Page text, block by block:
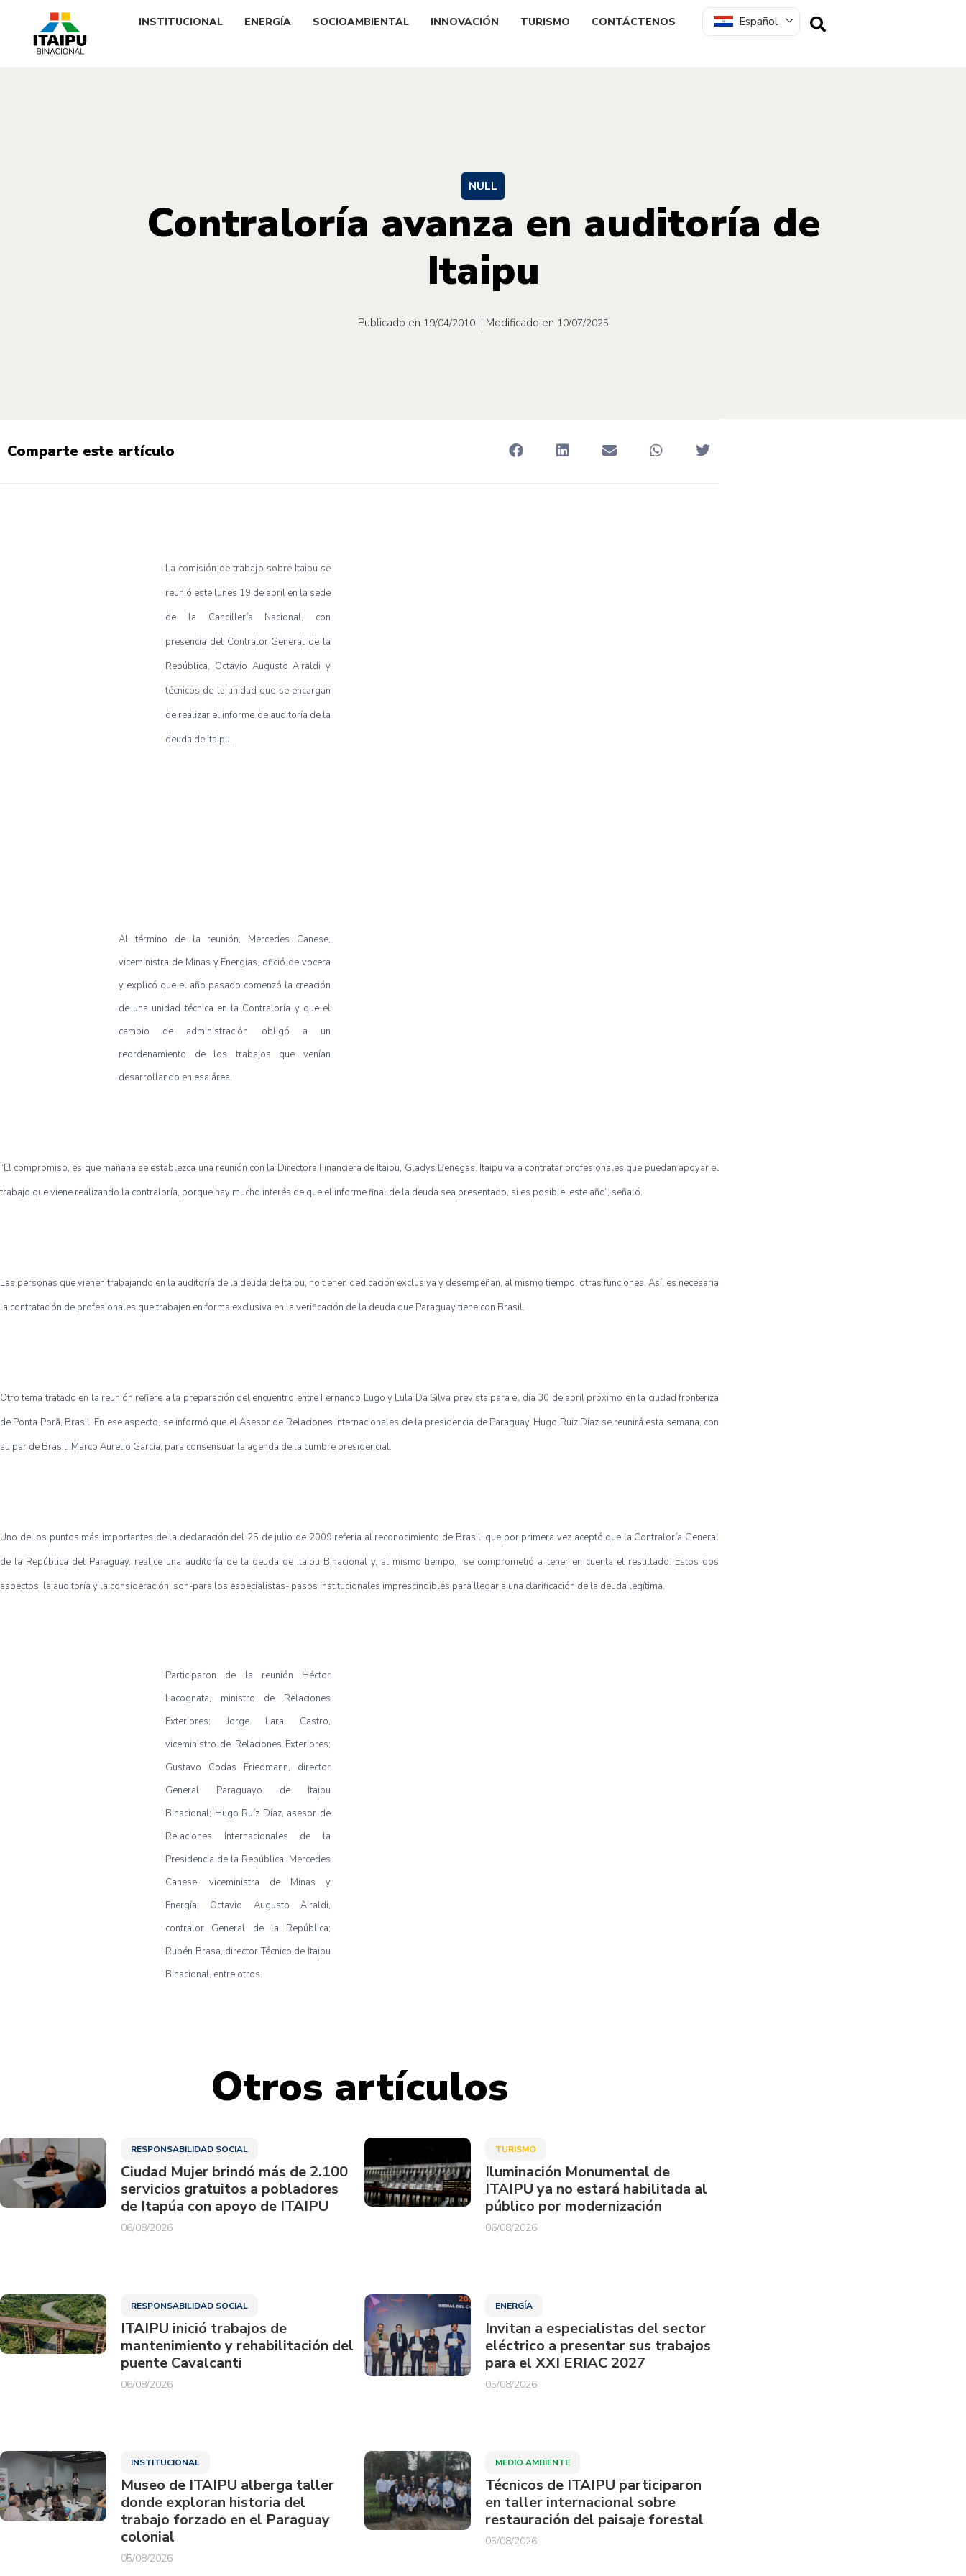
INSTITUCIONAL ENERGÍA SOCIOAMBIENTAL INNOVACIÓN TURISMO CONTÁCTENOS Español
NULL
Contraloría avanza en auditoría de
Itaipu
Publicado en 19/04/2010 | Modificado en 10/07/2025
Comparte este artículo
La comisión de trabajo sobre Itaipu se
reunió este lunes 19 de abril en la sede
de la Cancillería Nacional, con
presencia del Contralor General de la
República, Octavio Augusto Airaldi y
técnicos de la unidad que se encargan
de realizar el informe de auditoría de la
deuda de Itaipu.
Al término de la reunión, Mercedes Canese,
viceministra de Minas y Energías, ofició de vocera
y explicó que el año pasado comenzó la creación
de una unidad técnica en la Contraloría y que el
cambio de administración obligó a un
reordenamiento de los trabajos que venían
desarrollando en esa área.
“El compromiso, es que mañana se establezca una reunión con la Directora Financiera de Itaipu, Gladys Benegas. Itaipu va a contratar profesionales que puedan apoyar el
trabajo que viene realizando la contraloría, porque hay mucho interés de que el informe final de la deuda sea presentado, si es posible, este año”, señaló.
Las personas que vienen trabajando en la auditoría de la deuda de Itaipu, no tienen dedicación exclusiva y desempeñan, al mismo tiempo, otras funciones. Así, es necesaria
la contratación de profesionales que trabajen en forma exclusiva en la verificación de la deuda que Paraguay tiene con Brasil.
Otro tema tratado en la reunión refiere a la preparación del encuentro entre Fernando Lugo y Lula Da Silva prevista para el día 30 de abril próximo en la ciudad fronteriza
de Ponta Porã, Brasil. En ese aspecto, se informó que el Asesor de Relaciones Internacionales de la presidencia de Paraguay, Hugo Ruiz Díaz se reunirá esta semana, con
su par de Brasil, Marco Aurelio García, para consensuar la agenda de la cumbre presidencial.
Uno de los puntos más importantes de la declaración del 25 de julio de 2009 refería al reconocimiento de Brasil, que por primera vez aceptó que la Contraloría General
de la República del Paraguay, realice una auditoría de la deuda de Itaipu Binacional y, al mismo tiempo, se comprometió a tener en cuenta el resultado. Estos dos
aspectos, la auditoría y la consideración, son-para los especialistas- pasos institucionales imprescindibles para llegar a una clarificación de la deuda legítima.
Participaron de la reunión Héctor
Lacognata, ministro de Relaciones
Exteriores; Jorge Lara Castro,
viceministro de Relaciones Exteriores;
Gustavo Codas Friedmann, director
General Paraguayo de Itaipu
Binacional; Hugo Ruíz Díaz, asesor de
Relaciones Internacionales de la
Presidencia de la República; Mercedes
Canese; viceministra de Minas y
Energía; Octavio Augusto Airaldi,
contralor General de la República;
Rubén Brasa, director Técnico de Itaipu
Binacional, entre otros.
Otros artículos
RESPONSABILIDAD SOCIAL
Ciudad Mujer brindó más de 2.100
servicios gratuitos a pobladores
de Itapúa con apoyo de ITAIPU
06/08/2026
TURISMO
Iluminación Monumental de
ITAIPU ya no estará habilitada al
público por modernización
06/08/2026
RESPONSABILIDAD SOCIAL
ITAIPU inició trabajos de
mantenimiento y rehabilitación del
puente Cavalcanti
06/08/2026
ENERGÍA
Invitan a especialistas del sector
eléctrico a presentar sus trabajos
para el XXI ERIAC 2027
05/08/2026
INSTITUCIONAL
Museo de ITAIPU alberga taller
donde exploran historia del
trabajo forzado en el Paraguay
colonial
05/08/2026
MEDIO AMBIENTE
Técnicos de ITAIPU participaron
en taller internacional sobre
restauración del paisaje forestal
05/08/2026